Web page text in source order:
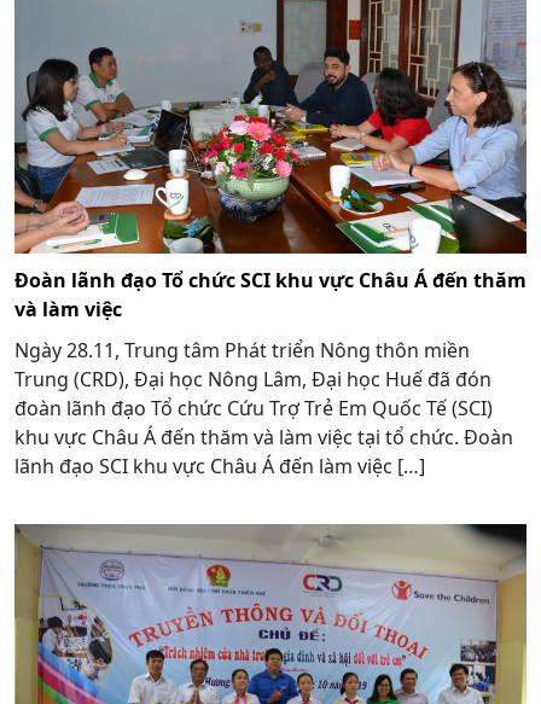
Đoàn lãnh đạo Tổ chức SCI khu vực Châu Á đến thăm
và làm việc
Ngày 28.11, Trung tâm Phát triển Nông thôn miền
Trung (CRD), Đại học Nông Lâm, Đại học Huế đã đón
đoàn lãnh đạo Tổ chức Cứu Trợ Trẻ Em Quốc Tế (SCI)
khu vực Châu Á đến thăm và làm việc tại tổ chức. Đoàn
lãnh đạo SCI khu vực Châu Á đến làm việc […]